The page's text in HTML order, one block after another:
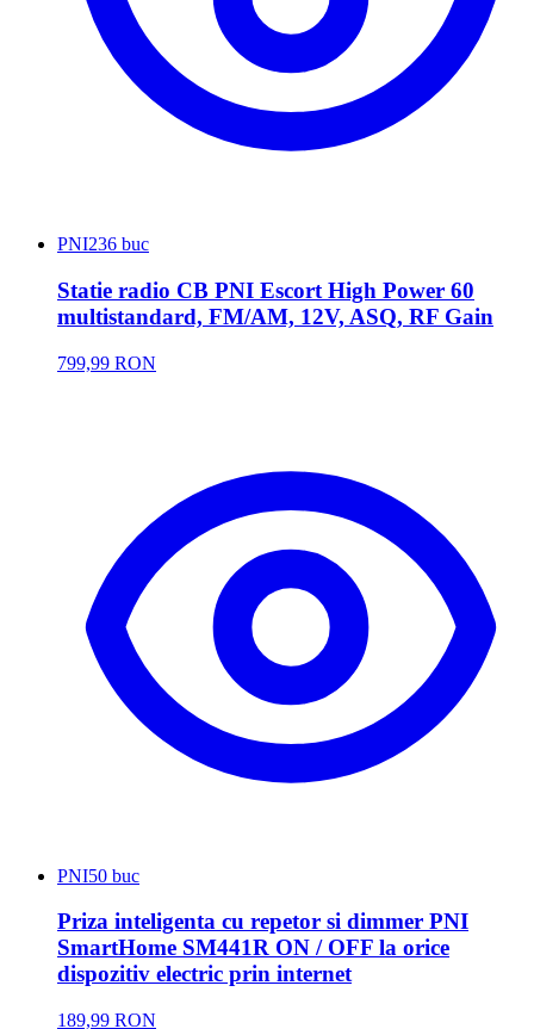
PNI236 buc
Statie radio CB PNI Escort High Power 60
multistandard, FM/AM, 12V, ASQ, RF Gain
799,99 RON
PNI50 buc
Priza inteligenta cu repetor si dimmer PNI
SmartHome SM441R ON / OFF la orice
dispozitiv electric prin internet
189,99 RON